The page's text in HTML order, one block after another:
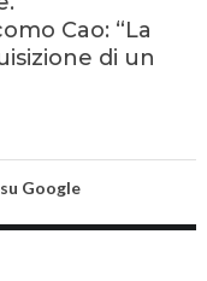
Cao: “La
di un
Google